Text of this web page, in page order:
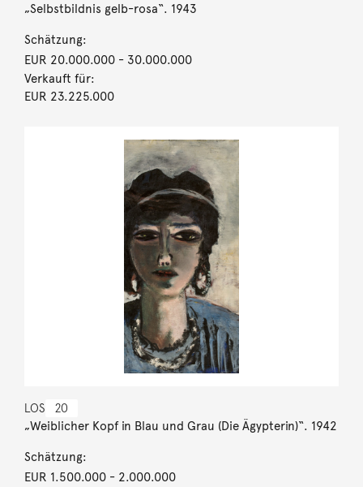
„Selbstbildnis gelb-rosa“. 1943
Schätzung:
EUR 20.000.000- 30.000.000
Verkauft für:
EUR 23.225.000
LOS 20
„Weiblicher Kopf in Blau und Grau (Die Ägypterin)“. 1942
Schätzung:
EUR 1.500.000- 2.000.000